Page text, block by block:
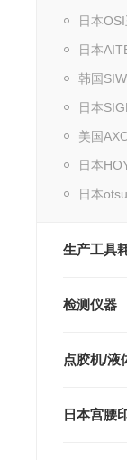
日本
日本
韩国
日本
美国
日本
日本
生产工具
检测仪器
点胶机/液
日本宫腰